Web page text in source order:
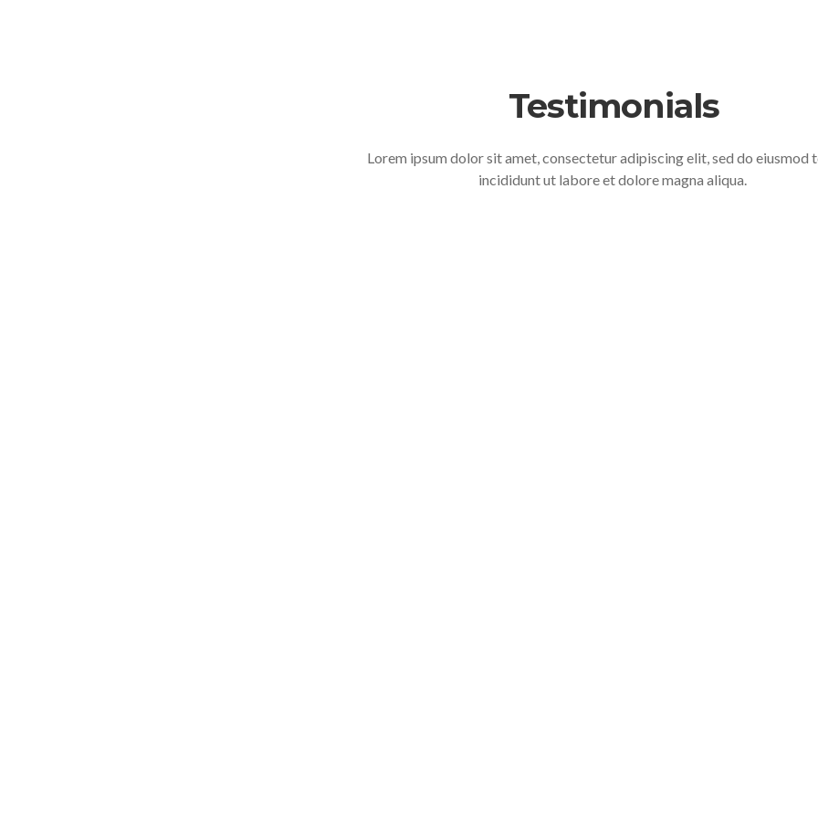
Testimonials
Lorem ipsum dolor sit amet, consectetur adipiscing elit, sed do eiusmod
incididunt ut labore et dolore magna aliqua.